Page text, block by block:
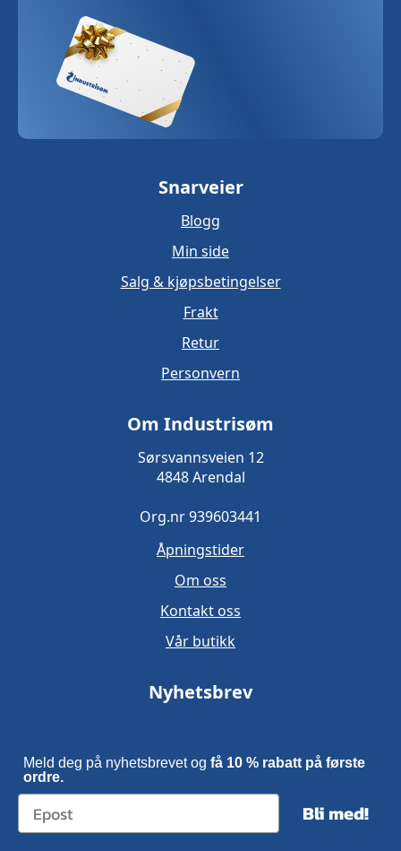
Snarveier
Blogg
Min side
Salg & kjøpsbetingelser
Frakt
Retur
Personvern
Om Industrisøm
Sørsvannsveien 12
4848 Arendal
Org.nr 939603441
Åpningstider
Om oss
Kontakt oss
Vår butikk
Nyhetsbrev
Meld deg på nyhetsbrevet og få 10 % rabatt på første
ordre.
Bli med!